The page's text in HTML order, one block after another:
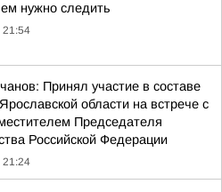
нужно следить
21:54
Принял участие в составе
области на встрече с
Председателя
Российской Федерации
21:24